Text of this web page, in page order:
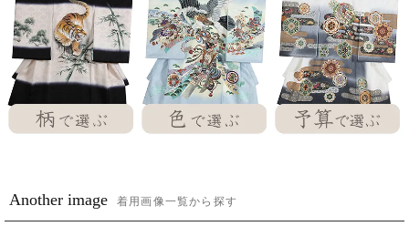
Another image 着用画像一覧から探す